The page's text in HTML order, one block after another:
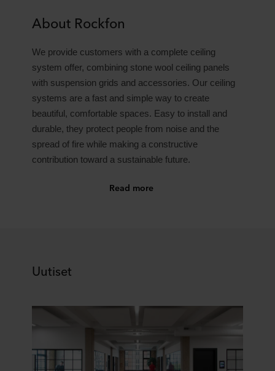
About Rockfon
We provide customers with a complete ceiling
system offer, combining stone wool ceiling panels
with suspension grids and accessories. Our ceiling
systems are a fast and simple way to create
beautiful, comfortable spaces. Easy to install and
durable, they protect people from noise and the
spread of fire while making a constructive
contribution toward a sustainable future.
Read more
Uutiset